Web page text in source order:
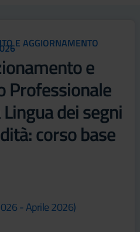
E AGGIORNAMENTO
e
Professionale
dei segni
corso base
- Aprile 2026)